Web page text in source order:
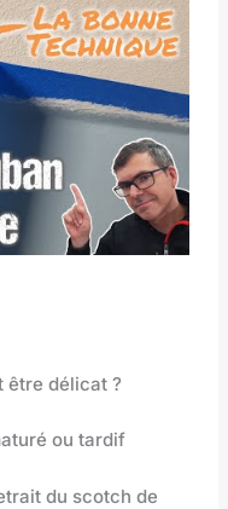
être délicat ?
ou tardif
du scotch de